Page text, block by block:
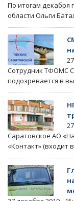
По итогам декабря
области Ольги
Сотрудник ТФОМС
подозревается в
Саратовское АО
«Контакт» (входит